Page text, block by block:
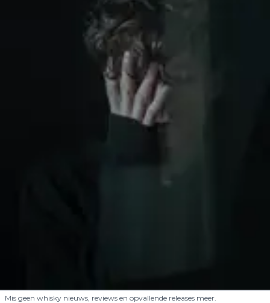
Mis geen whisky nieuws, reviews en opvallende releases meer.